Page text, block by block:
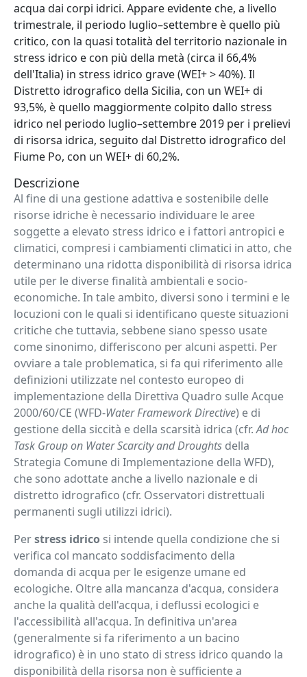
acqua dai corpi idrici. Appare evidente che, a livello
trimestrale, il periodo luglio–settembre è quello più
critico, con la quasi totalità del territorio nazionale in
stress idrico e con più della metà (circa il 66,4%
dell'Italia) in stress idrico grave (WEI+ > 40%). Il
Distretto idrografico della Sicilia, con un WEI+ di
93,5%, è quello maggiormente colpito dallo stress
idrico nel periodo luglio–settembre 2019 per i prelievi
di risorsa idrica, seguito dal Distretto idrografico del
Fiume Po, con un WEI+ di 60,2%.
Descrizione
Al fine di una gestione adattiva e sostenibile delle
risorse idriche è necessario individuare le aree
soggette a elevato stress idrico e i fattori antropici e
climatici, compresi i cambiamenti climatici in atto, che
determinano una ridotta disponibilità di risorsa idrica
utile per le diverse finalità ambientali e socio-
economiche. In tale ambito, diversi sono i termini e le
locuzioni con le quali si identificano queste situazioni
critiche che tuttavia, sebbene siano spesso usate
come sinonimo, differiscono per alcuni aspetti. Per
ovviare a tale problematica, si fa qui riferimento alle
definizioni utilizzate nel contesto europeo di
implementazione della Direttiva Quadro sulle Acque
2000/60/CE (WFD-Water Framework Directive) e di
gestione della siccità e della scarsità idrica (cfr.Ad hoc
Task Group on Water Scarcity and Droughts della
Strategia Comune di Implementazione della WFD),
che sono adottate anche a livello nazionale e di
distretto idrografico (cfr. Osservatori distrettuali
permanenti sugli utilizzi idrici).
Perstress idrico si intende quella condizione che si
verifica col mancato soddisfacimento della
domanda di acqua per le esigenze umane ed
ecologiche. Oltre alla mancanza d'acqua, considera
anche la qualità dell'acqua, i deflussi ecologici e
l'accessibilità all'acqua. In definitiva un'area
(generalmente si fa riferimento a un bacino
idrografico) è in uno stato di stress idrico quando la
disponibilità della risorsa non è sufficiente a